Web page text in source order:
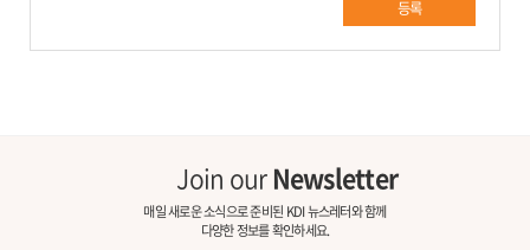
등록
Join ourNewsletter
매일 새로운 소식으로 준비된 KDI 뉴스레터와 함께
다양한 정보를 확인하세요.